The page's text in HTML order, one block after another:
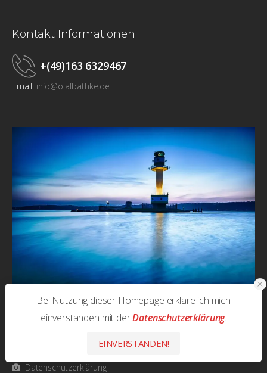
Kontakt Informationen:
+(49)163 6329467
Email: info@olafbathke.de
Nützliche Links:
Datenschutzerklärung
Bei Nutzung dieser Homepage erkläre ich mich
einverstanden mit derDatenschutzerklärung.
EINVERSTANDEN!